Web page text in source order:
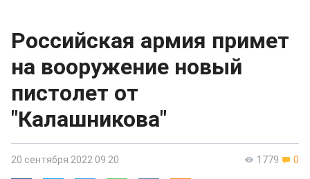
Российская армия примет
на вооружение новый
пистолет от
"Калашникова"
1779 0
20 сентября 2022 09:20